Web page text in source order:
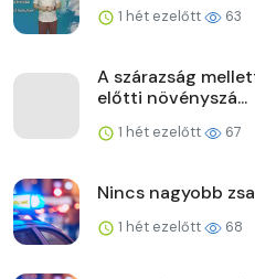
1 hét ezelőtt 63
A szárazság
előtti növényszá...
1 hét ezelőtt 67
Nincs nagyobb
1 hét ezelőtt 68